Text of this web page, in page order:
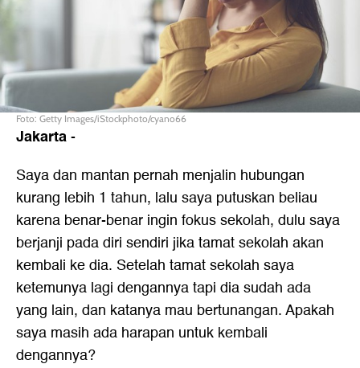
Foto: Getty Images/iStockphoto/cyano66
Jakarta-
Saya dan mantan pernah menjalin hubungan
kurang lebih 1 tahun, lalu saya putuskan beliau
karena benar-benar ingin fokus sekolah, dulu saya
berjanji pada diri sendiri jika tamat sekolah akan
kembali ke dia. Setelah tamat sekolah saya
ketemunya lagi dengannya tapi dia sudah ada
yang lain, dan katanya mau bertunangan. Apakah
saya masih ada harapan untuk kembali
dengannya?